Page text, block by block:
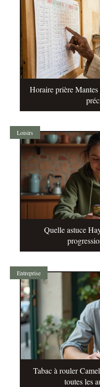
Horaire prière Mantes
Loisirs
Quelle astuce
Entreprise
Tabac à rouler
toutes les